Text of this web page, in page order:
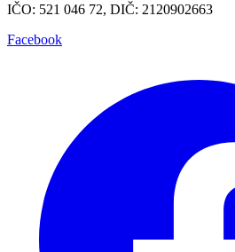
IČO: 521 046 72, DIČ: 2120902663
Facebook